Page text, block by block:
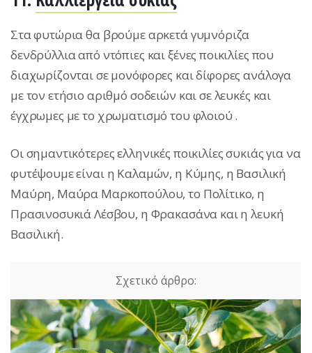
Στα φυτώρια θα βρούμε αρκετά γυμνόριζα
δενδρύλλια από ντόπιες και ξένες ποικιλίες που
διαχωρίζονται σε μονόφορες και δίφορες ανάλογα
με τον ετήσιο αριθμό σοδειών και σε λευκές και
έγχρωμες με το χρωματισμό του φλοιού .
Οι σημαντικότερες ελληνικές ποικιλίες συκιάς για να
φυτέψουμε είναι η Καλαμών, η Κύμης, η Βασιλική
Μαύρη, Μαύρα Μαρκοπούλου, το Πολίτικο, η
Πρασινοσυκιά Λέσβου, η Φρακασάνα και η λευκή
Βασιλική.